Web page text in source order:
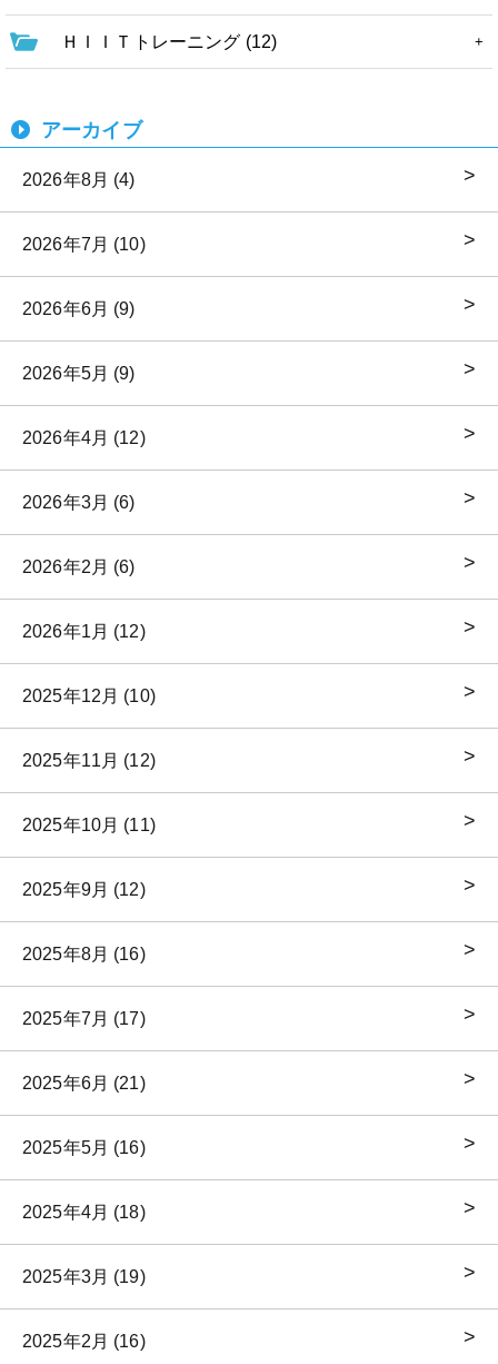
ＨＩＩＴトレーニング (12)
アーカイブ
2026年8月 (4)
2026年7月 (10)
2026年6月 (9)
2026年5月 (9)
2026年4月 (12)
2026年3月 (6)
2026年2月 (6)
2026年1月 (12)
2025年12月 (10)
2025年11月 (12)
2025年10月 (11)
2025年9月 (12)
2025年8月 (16)
2025年7月 (17)
2025年6月 (21)
2025年5月 (16)
2025年4月 (18)
2025年3月 (19)
2025年2月 (16)